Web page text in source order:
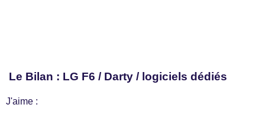
Le Bilan : LG F6 / Darty / logiciels dédiés
J'aime :